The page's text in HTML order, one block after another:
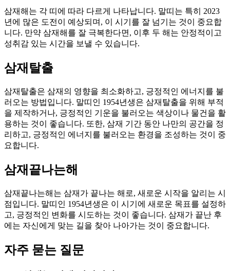
삼재해는 각 띠에 따라 다르게 나타납니다. 말띠는 특히 2023
년에 많은 도전이 예상되며, 이 시기를 잘 넘기는 것이 중요합
니다. 만약 삼재해를 잘 극복한다면, 이후 두 해는 안정적이고
성취감 있는 시간을 보낼 수 있습니다.
삼재탈출
삼재탈출은 삼재의 영향을 최소화하고, 긍정적인 에너지를 불
러오는 방법입니다. 말띠인 1954년생은 삼재탈출을 위해 부적
을 제작하거나, 긍정적인 기운을 불러오는 색상이나 물건을 활
용하는 것이 좋습니다. 또한, 삼재 기간 동안 나만의 공간을 정
리하고, 긍정적인 에너지를 불러오는 환경을 조성하는 것이 중
요합니다.
삼재끝나는해
삼재끝나는해는 삼재가 끝나는 해로, 새로운 시작을 알리는 시
점입니다. 말띠인 1954년생은 이 시기에 새로운 목표를 설정하
고, 긍정적인 변화를 시도하는 것이 좋습니다. 삼재가 끝난 후
에는 자신에게 맞는 길을 찾아 나아가는 것이 중요합니다.
자주 묻는 질문